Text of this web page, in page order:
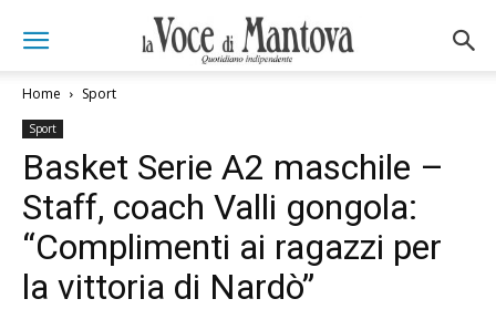
Home Sport
Sport
Basket Serie A2 maschile –
Staff, coach Valli gongola:
“Complimenti ai ragazzi per
la vittoria di Nardò”